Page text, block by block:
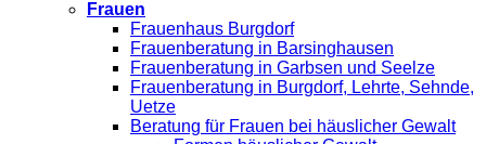
Frauen
Frauenhaus Burgdorf
Frauenberatung in Barsinghausen
Frauenberatung in Garbsen und Seelze
Frauenberatung in Burgdorf, Lehrte, Sehnde,
Uetze
Beratung für Frauen bei häuslicher Gewalt